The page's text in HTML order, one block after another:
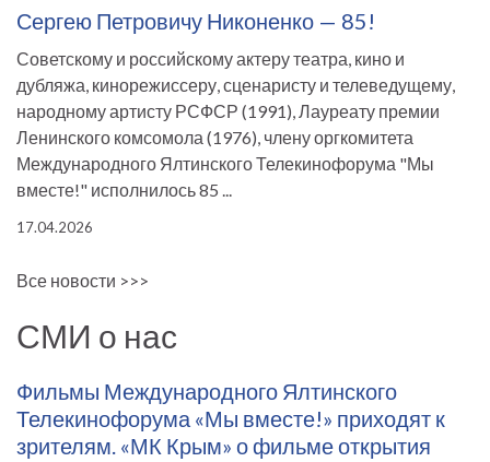
Сергею Петровичу Никоненко — 85!
Советскому и российскому актеру театра, кино и
дубляжа, кинорежиссеру, сценаристу и телеведущему,
народному артисту РСФСР (1991), Лауреату премии
Ленинского комсомола (1976), члену оргкомитета
Международного Ялтинского Телекинофорума "Мы
вместе!" исполнилось 85 ...
17.04.2026
Все новости >>>
СМИ о нас
Фильмы Международного Ялтинского
Телекинофорума «Мы вместе!» приходят к
зрителям. «МК Крым» о фильме открытия